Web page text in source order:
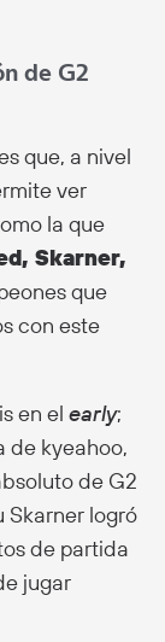
de G2
que, a nivel
ver
la que
Skarner,
que
con este
en el early;
de kyeahoo,
de G2
Skarner logró
de partida
jugar